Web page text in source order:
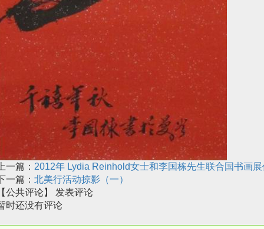
一篇： 2012年 Lydia Reinhold女士和李国栋先生联合国书画
一篇： 北美行活动掠影（一）
公共评论】
发表评论
时还没有评论